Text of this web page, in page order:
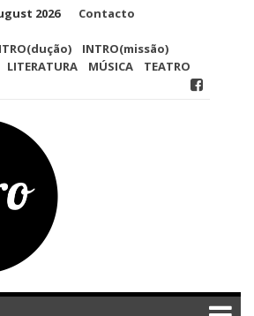
2026
Contacto
INTRO(missão)
LITERATURA MÚSICA TEATRO